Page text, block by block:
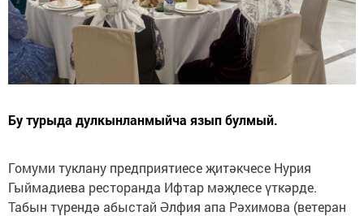
Бу турыда дулкынланмыйча язып булмый.
Гомуми туклану предприятиесе җитәкчесе Нурия
Гыймадиева ресторанда Ифтар мәҗлесе үткәрде.
Табын түрендә абыстай Әлфия апа Рәхимова (ветеран